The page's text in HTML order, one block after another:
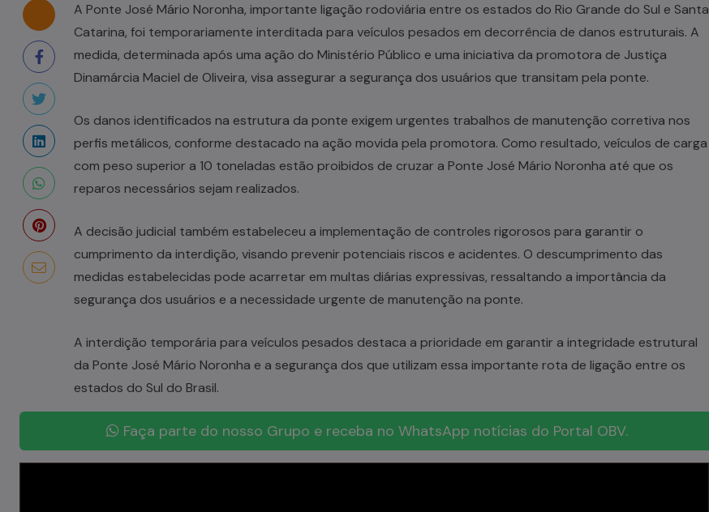
A Ponte José Mário Noronha, importante ligação rodoviária entre os estados do Rio Grande do Sul e Santa
Catarina, foi temporariamente interditada para veículos pesados em decorrência de danos estruturais. A
medida, determinada após uma ação do Ministério Público e uma iniciativa da promotora de Justiça
Dinamárcia Maciel de Oliveira, visa assegurar a segurança dos usuários que transitam pela ponte.
Os danos identificados na estrutura da ponte exigem urgentes trabalhos de manutenção corretiva nos
perfis metálicos, conforme destacado na ação movida pela promotora. Como resultado, veículos de carga
com peso superior a 10 toneladas estão proibidos de cruzar a Ponte José Mário Noronha até que os
reparos necessários sejam realizados.
A decisão judicial também estabeleceu a implementação de controles rigorosos para garantir o
cumprimento da interdição, visando prevenir potenciais riscos e acidentes. O descumprimento das
medidas estabelecidas pode acarretar em multas diárias expressivas, ressaltando a importância da
segurança dos usuários e a necessidade urgente de manutenção na ponte.
A interdição temporária para veículos pesados destaca a prioridade em garantir a integridade estrutural
da Ponte José Mário Noronha e a segurança dos que utilizam essa importante rota de ligação entre os
estados do Sul do Brasil.
Faça parte do nosso Grupo e receba no WhatsApp notícias do Portal OBV.